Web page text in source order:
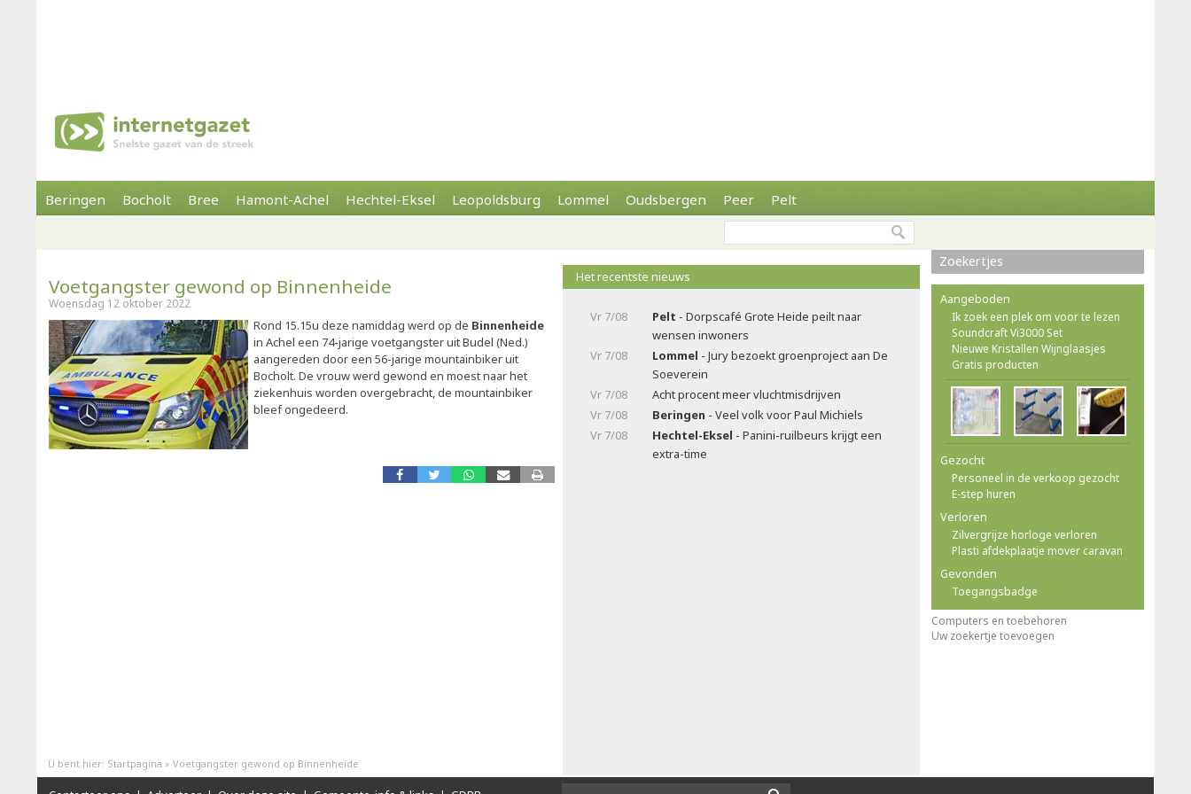
Beringen Bocholt Bree Hamont-Achel Hechtel-Eksel Leopoldsburg Lommel Oudsbergen Peer Pelt
Voetgangster gewond op Binnenheide
Woensdag 12 oktober 2022
Rond 15.15u deze namiddag werd op de Binnenheide
in Achel een 74-jarige voetgangster uit Budel (Ned.)
aangereden door een 56-jarige mountainbiker uit
Bocholt. De vrouw werd gewond en moest naar het
ziekenhuis worden overgebracht, de mountainbiker
bleef ongedeerd.
Het recentste nieuws
Vr 7/08 Pelt - Dorpscafé Grote Heide peilt naar
wensen inwoners
Vr 7/08
Lommel - Jury bezoekt groenproject aan De
Soeverein
Vr 7/08
Acht procent meer vluchtmisdrijven
Vr 7/08
Beringen - Veel volk voor Paul Michiels
Vr 7/08
Hechtel-Eksel - Panini-ruilbeurs krijgt een
extra-time
Zoekertjes
Aangeboden
Ik zoek een plek om voor te lezen
Soundcraft Vi3000 Set
Nieuwe Kristallen Wijnglaasjes
Gratis producten
Gezocht
Personeel in de verkoop gezocht
E-step huren
Verloren
Zilvergrijze horloge verloren
Plasti afdekplaatje mover caravan
Gevonden
Toegangsbadge
Computers en toebehoren
Uw zoekertje toevoegen
U bent hier: Startpagina » Voetgangster gewond op Binnenheide